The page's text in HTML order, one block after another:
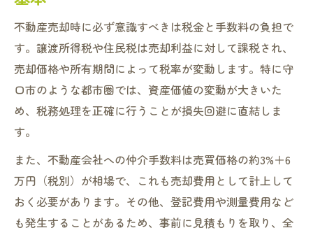
不動産売却時に必ず意識すべきは税金と手数料の負担で
す。譲渡所得税や住民税は売却利益に対して課税され、
売却価格や所有期間によって税率が変動します。特に守
口市のような都市圏では、資産価値の変動が大きいた
め、税務処理を正確に行うことが損失回避に直結しま
す。
また、不動産会社への仲介手数料は売買価格の約3%＋6
万円（税別）が相場で、これも売却費用として計上して
おく必要があります。その他、登記費用や測量費用など
も発生することがあるため、事前に見積もりを取り、全